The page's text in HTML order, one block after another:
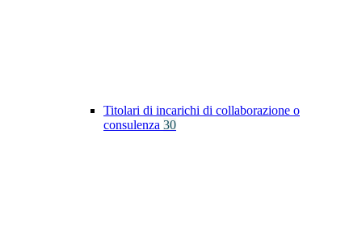
Titolari di incarichi di collaborazione o
consulenza 30